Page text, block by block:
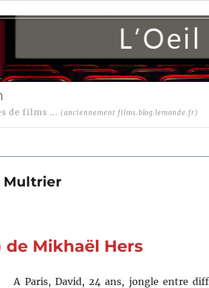
de films ... (anciennement films.blog.lemonde.fr)
Multrier
de Mikhaël Hers
A Paris, David, 24 ans, jongle entre